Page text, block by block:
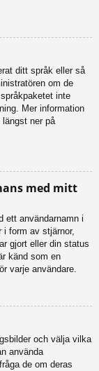
ditt språk eller så
om de
inte
Mer information
ner på
med mitt
ett användarnamn i
form av stjärnor,
gjort eller din status
känd som en
varje användare.
och välja vilka
använda
de om deras